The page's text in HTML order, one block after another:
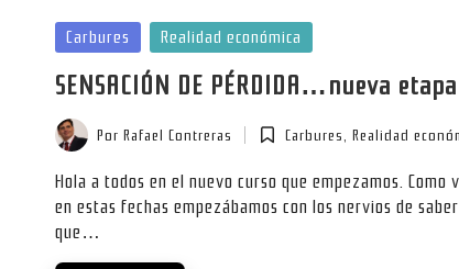
Publicada
en
Carbures Realidad económica
SENSACIÓN DE PÉRDIDA…nueva etapa
Publicado
por
Por Rafael Contreras
Publicada
en
Carbures,Realidad
Hola a todos en el nuevo curso que empezamos.
en estas fechas empezábamos con los nervios de
que…